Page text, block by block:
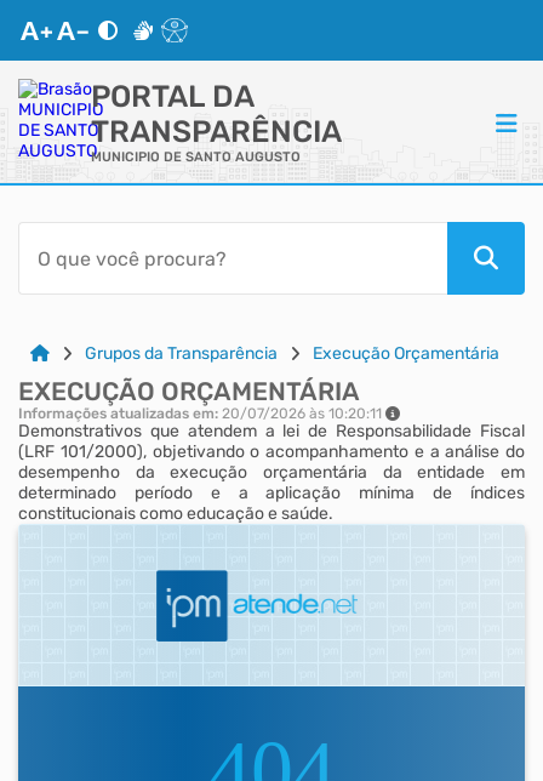
PORTAL DA
TRANSPARÊNCIA
MUNICIPIO DE SANTO AUGUSTO
ACESSO RÁPIDO
Acessibilidade
Cidadão
Autoatendimento
Mapa do Site
Grupos da Transparência Execução Orçamentária
EXECUÇÃO ORÇAMENTÁRIA
Informações atualizadas em: 20/07/2026 às 10:20:11
Demonstrativos que atendem a lei de Responsabilidade Fiscal
(LRF 101/2000), objetivando o acompanhamento e a análise do
desempenho da execução orçamentária da entidade em
determinado período e a aplicação mínima de índices
constitucionais como educação e saúde.